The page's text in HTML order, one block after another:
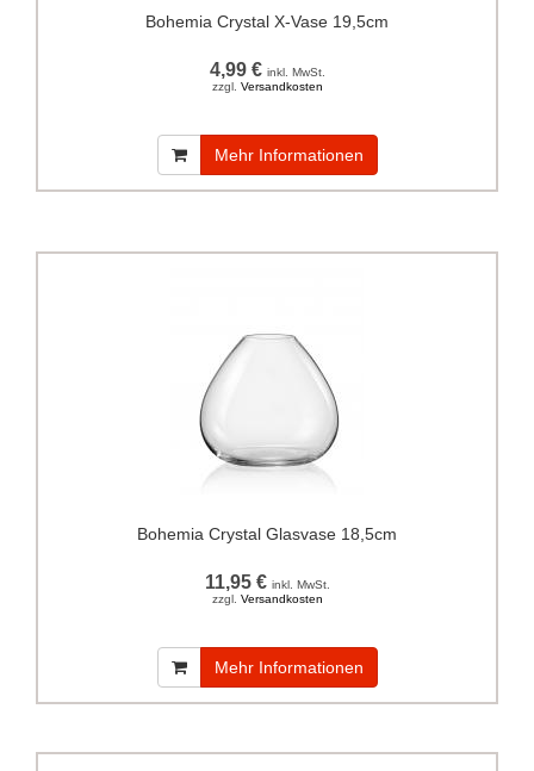
Bohemia Crystal X-Vase 19,5cm
4,99 € inkl. MwSt.
zzgl. Versandkosten
Mehr Informationen
Bohemia Crystal Glasvase 18,5cm
11,95 € inkl. MwSt.
zzgl. Versandkosten
Mehr Informationen